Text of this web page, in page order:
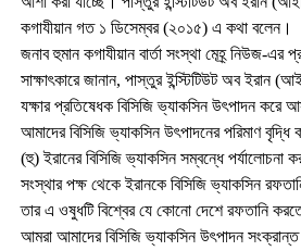
কগাযীয়ান গত ১ ডিসেম্বর (২০১৫) এ কথা বলেন।
জনাব হুমান কগাযীয়ান বার্তা সংস্থা মেহ্র্ নিউজ-এর
সাক্ষাৎকারে জানান, পাস্তুর ইন্স্টিটিউট অব ইরান
যক্ষার প্রতিষেধক বিসিজি ভ্যাকসিন উৎপাদন করে
আমাদের বিসিজি ভ্যাকসিন উৎপাদনের পরিমাণ বৃদ্ধি
(হু) ইরানের বিসিজি ভ্যাকসিন সম্বন্ধে পর্যালোচনা
সংস্থার পক্ষ থেকে ইরানকে বিসিজি ভ্যাকসিন
তার এ ওষুধটি বিশ্বের যে কোনো দেশে রফতানি
আমরা আমাদের বিসিজি ভ্যাকসিন উৎপাদন